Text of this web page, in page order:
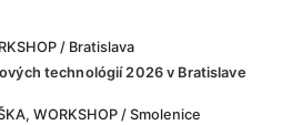
/ Bratislava
technológií 2026 v Bratislave
WORKSHOP / Smolenice